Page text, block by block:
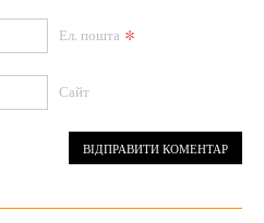
Ел. пошта *
Сайт